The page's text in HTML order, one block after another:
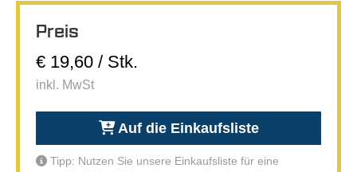
Preis
€ 19,60 / Stk.
inkl. MwSt
Auf die Einkaufsliste
Tipp: Nutzen Sie unsere Einkaufsliste für eine